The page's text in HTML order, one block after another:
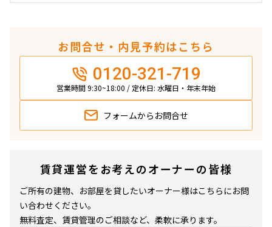
お問合せ・内見予約はこちら
0120-321-719
営業時間 9:30~18:00 / 定休日: 水曜日・年末年始
フォームから お問合せ
賃貸運営をお考えのオーナーの皆様
ご所有の建物、お部屋を貸したいオーナー様はこちらにお問
い合わせください。
無料査定、賃貸管理のご相談など、柔軟に承ります。